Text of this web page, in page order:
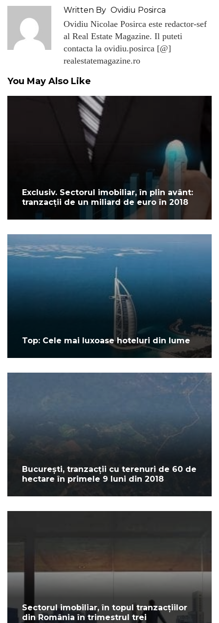
Written By Ovidiu Posirca
Ovidiu Nicolae Posirca este redactor-sef
al Real Estate Magazine. Il puteti
contacta la ovidiu.posirca [@]
realestatemagazine.ro
You May Also Like
Exclusiv. Sectorul imobiliar, în plin avânt:
tranzacții de un miliard de euro în 2018
Top: Cele mai luxoase hoteluri din lume
București, tranzacții cu terenuri de 60 de
hectare în primele 9 luni din 2018
Sectorul imobiliar, în topul tranzacțiilor
din România în trimestrul trei